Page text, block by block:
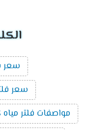
سعر
سعر
مواصفات فلتر مياه